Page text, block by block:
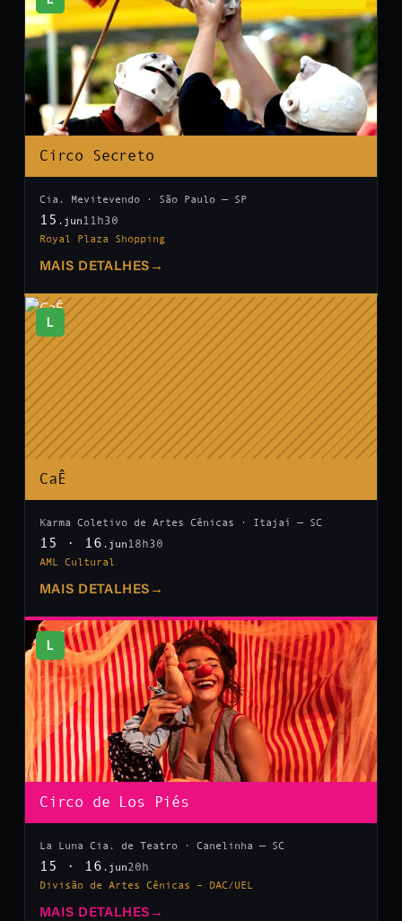
Circo Secreto
Cia. Mevitevendo · São Paulo — SP
15 .jun 11h30
Royal Plaza Shopping
MAIS DETALHES →
L
CaÊ
Karma Coletivo de Artes Cênicas · Itajaí — SC
15 · 16 .jun 18h30
AML Cultural
MAIS DETALHES →
L
Circo de Los Piés
La Luna Cia. de Teatro · Canelinha — SC
15 · 16 .jun20h
Divisão de Artes Cênicas – DAC/UEL
MAIS DETALHES →